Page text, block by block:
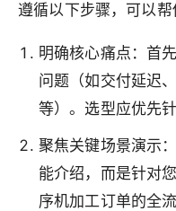
遵循以下步骤，可以帮
明确核心痛点：首
问题（如交付延迟
等）。选型应优先
聚焦关键场景演示
能介绍，而是针对
序机加工订单的全